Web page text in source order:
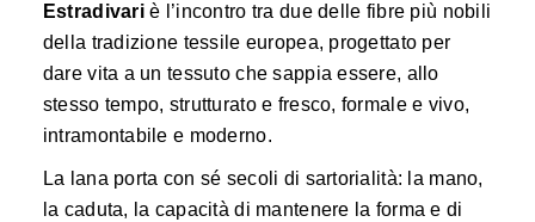
Estradivariè l’incontro tra due delle fibre più nobili
della tradizione tessile europea, progettato per
dare vita a un tessuto che sappia essere, allo
stesso tempo, strutturato e fresco, formale e vivo,
intramontabile e moderno.
La lana porta con sé secoli di sartorialità: la mano,
la caduta, la capacità di mantenere la forma e di